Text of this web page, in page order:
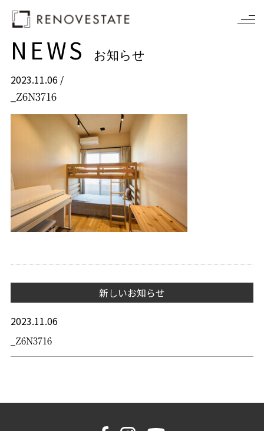
NEWS お知らせ
2023.11.06 /
_Z6N3716
新しいお知らせ
2023.11.06
_Z6N3716